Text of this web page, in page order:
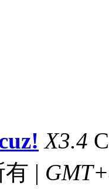
X3.4
有 |